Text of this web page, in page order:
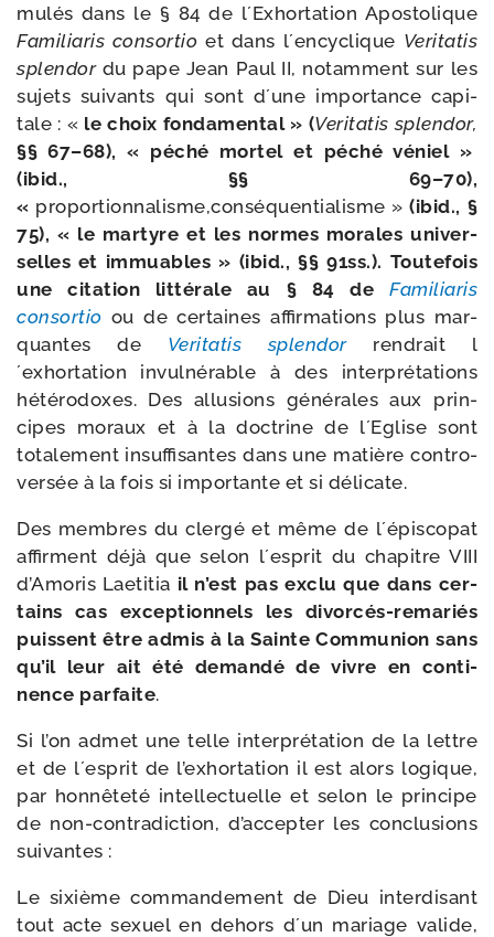
mu­lés dans le § 84 de l´Exhortation Apostolique
Familiaris consor­tio et dans l´encyclique Veritatis
splen­dordu pape Jean Paul II, notam­ment sur les
sujets sui­vants qui sont d´une impor­tance capi­
tale : « le choix fon­da­men­tal » (Veritatis splen­dor,
§§ 67–68), « péché mor­tel et péché véniel »
(ibid., §§ 69–70),
« proportionnalisme,conséquentialisme » (ibid., §
75), « le mar­tyre et les normes morales uni­ver­
selles et immuables » (ibid., §§ 91ss.). Toutefois
une cita­tion lit­té­rale au § 84 de Familiaris
consor­tio ou de cer­taines affir­ma­tions plus mar­
quantes de Veritatis splen­dorren­drait l
´exhortation invul­né­rable à des inter­pré­ta­tions
hété­ro­doxes. Des allu­sions géné­rales aux prin­
cipes moraux et à la doc­trine de l´Eglise sont
tota­le­ment insuf­fi­santes dans une matière contro­
ver­sée à la fois si impor­tante et si délicate.
Des membres du cler­gé et même de l´épiscopat
affirment déjà que selon l´esprit du cha­pitre VIII
d’Amoris Laetitia il n’est pas exclu que dans cer­
tains cas excep­tion­nels les divorcés-​remariés
puissent être admis à la Sainte Communion sans
qu’il leur ait été deman­dé de vivre en conti­
nence par­faite.
Si l’on admet une telle inter­pré­ta­tion de la lettre
et de l´esprit de l’exhortation il est alors logique,
par hon­nê­te­té intel­lec­tuelle et selon le prin­cipe
de non-​contradiction, d’accepter les conclu­sions
suivantes :
Le sixième com­man­de­ment de Dieu inter­di­sant
tout acte sexuel en dehors d´un mariage valide,